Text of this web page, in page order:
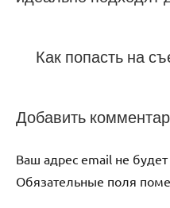
записям
Как попасть на
Добавить
Ваш адрес email не
Обязательные поля